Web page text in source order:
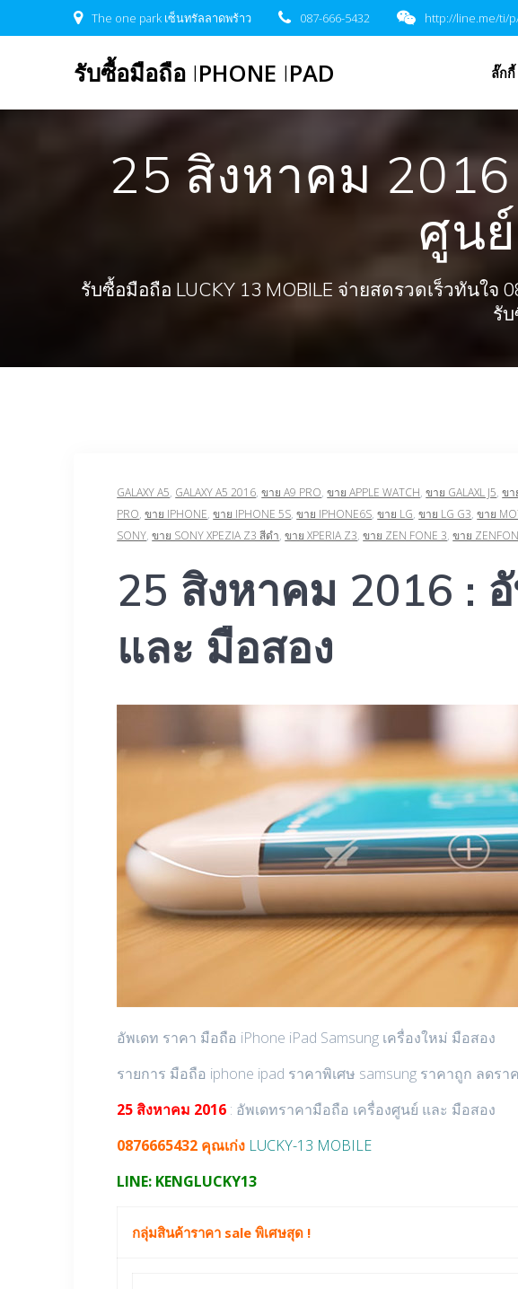
to
The one park เซ็นทรัลลาดพร้าว 087-666-5432 http://line.me/ti/
รับซื้อมือถือ IPHONE IPAD ลั๊ก
25 สิงหาคม
ศูน
รับซื้อมือถือ LUCKY 13 MOBILE จ่ายสดรวดเร็วทันใ
รั
GALAXY A5, GALAXY A5 2016,ขาย A9 PRO,ขาย APPLE WATCH,ขาย GALAXL J5,ขา
PRO,ขาย IPHONE,ขาย IPHONE 5S,ขาย ‎IPHONE6S‬‪,ขาย LG,ขาย LG G3,ขาย
SONY,ขาย SONY XPEZIA Z3 สีดำ,ขาย XPERIA Z3,ขาย ZEN FONE 3,ขาย
25 สิงหาคม 2016 :
และ มือสอง
อัพเดท ราคา มือถือ iPhone iPad Samsung เครื่องใหม่ มือสอง
รายการ มือถือ iphone ipad ราคาพิเศษ samsung ราคาถูก ลดรา
25 สิงหาคม 2016 : อัพเดทราคามือถือ เครื่องศูนย์ และ มือสอง
0876665432 คุณเก่ง LUCKY-13 MOBILE
LINE: KENGLUCKY13
กลุ่มสินค้าราคา sale พิเศษสุด !